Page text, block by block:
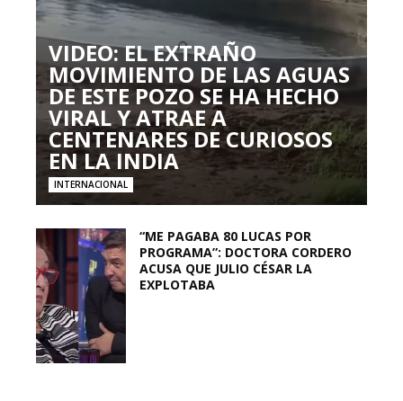
VIDEO: EL EXTRAÑO
MOVIMIENTO DE LAS AGUAS
DE ESTE POZO SE HA HECHO
VIRAL Y ATRAE A
CENTENARES DE CURIOSOS
EN LA INDIA
INTERNACIONAL
“ME PAGABA 80 LUCAS POR
PROGRAMA”: DOCTORA CORDERO
ACUSA QUE JULIO CÉSAR LA
EXPLOTABA